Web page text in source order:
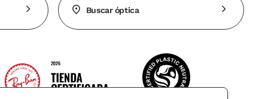
Buscar óptica